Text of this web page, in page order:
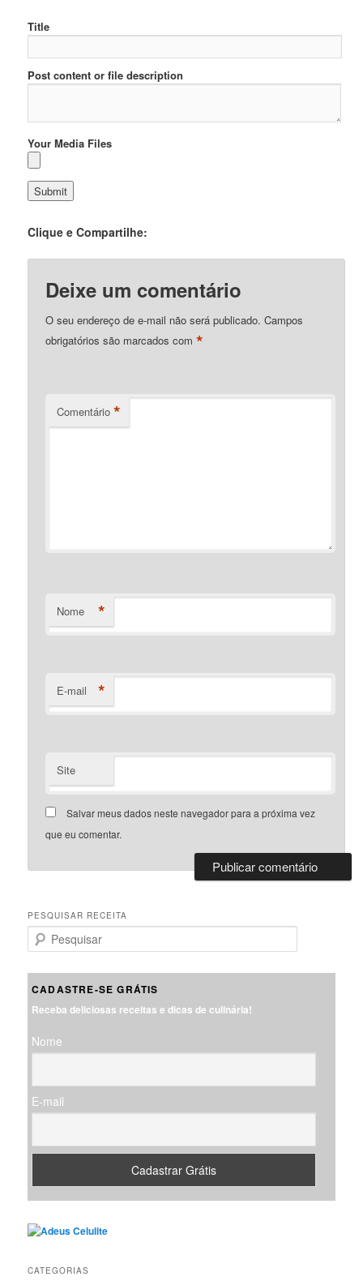
Title
Post content or file description
Your Media Files
Clique e Compartilhe:
Deixe um comentário
O seu endereço de e-mail não será publicado. Campos
obrigatórios são marcados com*
Comentário *
Nome *
E-mail *
Site
Salvar meus dados neste navegador para a próxima vez
que eu comentar.
PESQUISAR RECEITA
e
u
a
CADASTRE-SE GRÁTIS
Receba deliciosas receitas e dicas de culinária!
Nome
E-mail
CATEGORIAS